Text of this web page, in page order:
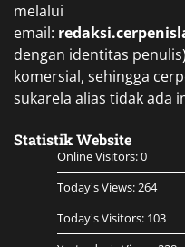
melalui
email:
dengan identitas
komersial, sehingga
sukarela alias tidak ada
Statistik Website
Online Visitors:0
Today's Views:264
Today's Visitors: 103